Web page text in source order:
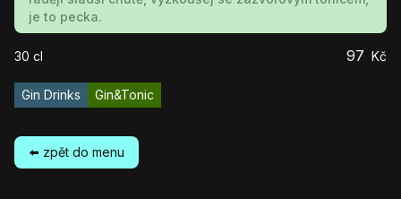
je to pecka.
30 cl 97 Kč
Gin Drinks Gin&Tonic
⬅️ zpět do menu